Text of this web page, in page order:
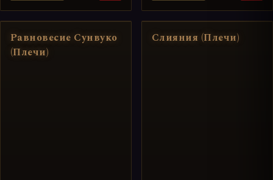
Равновесие Сунвуко
(Плечи)
Слияния (Плечи)